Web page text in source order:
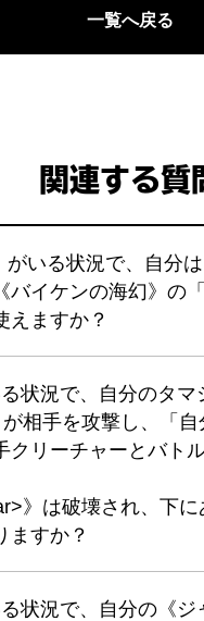
一覧へ戻る
関連する質
いる状況で、自分
イケンの海幻》の
えますか？
状況で、自分のタマ
相手を攻撃し、「自
リーチャーとバト
》は破壊され、下に
ますか？
状況で、自分の《ジ